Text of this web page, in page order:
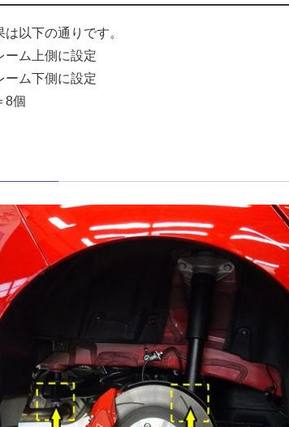
以下の通りです。
ーム上側に設定
ーム下側に設定
8個